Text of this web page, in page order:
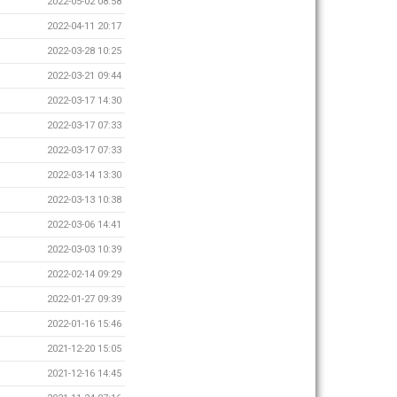
2022-04-11 20:17
2022-03-28 10:25
2022-03-21 09:44
2022-03-17 14:30
2022-03-17 07:33
2022-03-17 07:33
2022-03-14 13:30
2022-03-13 10:38
2022-03-06 14:41
2022-03-03 10:39
2022-02-14 09:29
2022-01-27 09:39
2022-01-16 15:46
2021-12-20 15:05
2021-12-16 14:45